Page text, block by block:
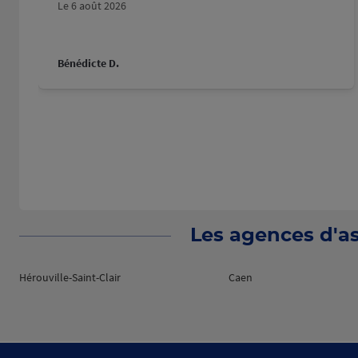
Le 6 août 2026
Bénédicte D.
Les agences
Hérouville-Saint-Clair Caen